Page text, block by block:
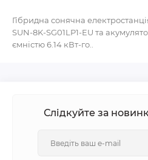
Гібридна сонячна
SUN-8K-SG01LP1-EU та
ємністю 6.14 кВт-го..
Слідкуйте за